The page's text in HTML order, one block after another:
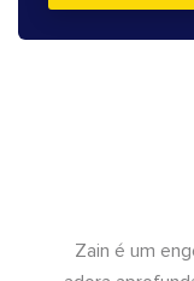
Zain é um